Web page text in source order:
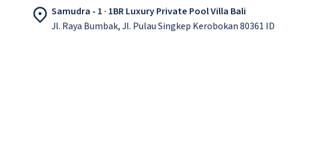
Samudra - 1 · 1BR Luxury Private Pool Villa Bali
Jl. Raya Bumbak, Jl. Pulau Singkep Kerobokan 80361 ID